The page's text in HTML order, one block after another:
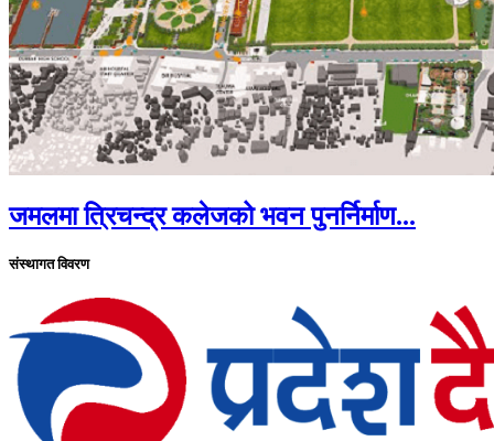
जमलमा त्रिचन्द्र कलेजको भवन पुनर्निर्माण...
संस्थागत विवरण